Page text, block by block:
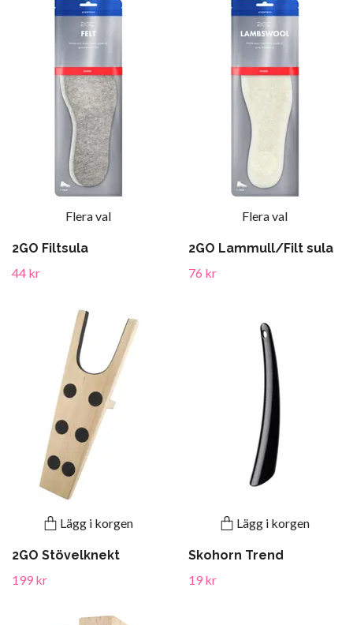
Flera val
2GO Filtsula
44 kr
Flera val
2GO Lammull/Filt sula
76 kr
Lägg i korgen
2GO Stövelknekt
199 kr
Lägg i korgen
Skohorn Trend
19 kr